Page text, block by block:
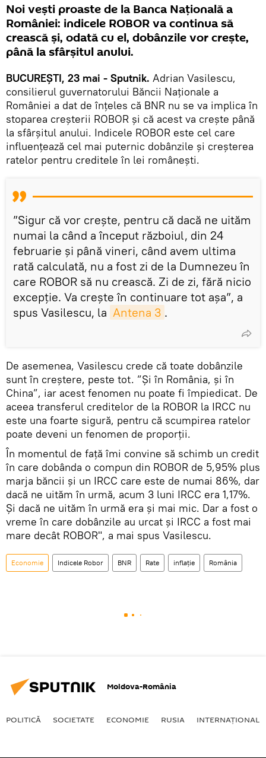
Noi vești proaste de la Banca Națională a
României: indicele ROBOR va continua să
crească și, odată cu el, dobânzile vor crește,
până la sfârșitul anului.
BUCUREȘTI, 23 mai - Sputnik. Adrian Vasilescu,
consilierul guvernatorului Băncii Naționale a
României a dat de înțeles că BNR nu se va implica în
stoparea creșterii ROBOR și că acest va crește până
la sfârșitul anului. Indicele ROBOR este cel care
influențează cel mai puternic dobânzile și creșterea
ratelor pentru creditele în lei românești.
”Sigur că vor crește, pentru că dacă ne uităm
numai la când a început războiul, din 24
februarie și până vineri, când avem ultima
rată calculată, nu a fost zi de la Dumnezeu în
care ROBOR să nu crească. Zi de zi, fără nicio
excepție. Va crește în continuare tot așa”, a
spus Vasilescu, la Antena 3 .
De asemenea, Vasilescu crede că toate dobânzile
sunt în creștere, peste tot. ”Și în România, și în
China”, iar acest fenomen nu poate fi împiedicat. De
aceea transferul creditelor de la ROBOR la IRCC nu
este una foarte sigură, pentru că scumpirea ratelor
poate deveni un fenomen de proporții.
În momentul de față îmi convine să schimb un credit
în care dobânda o compun din ROBOR de 5,95% plus
marja băncii și un IRCC care este de numai 86%, dar
dacă ne uităm în urmă, acum 3 luni IRCC era 1,17%.
Și dacă ne uităm în urmă era și mai mic. Dar a fost o
vreme în care dobânzile au urcat și IRCC a fost mai
mare decât ROBOR", a mai spus Vasilescu.
Economie Indicele Robor BNR Rate inflație România
Moldova-România
POLITICĂ SOCIETATE ECONOMIE RUSIA INTERNAŢIONAL